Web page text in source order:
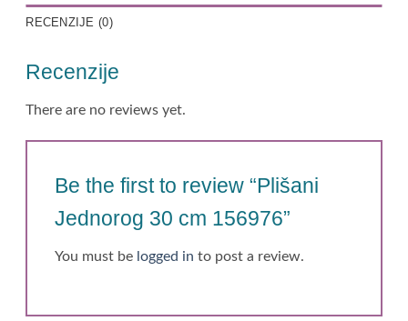
RECENZIJE (0)
Recenzije
There are no reviews yet.
Be the first to review “Plišani
Jednorog 30 cm 156976”
You must be logged in to post a review.